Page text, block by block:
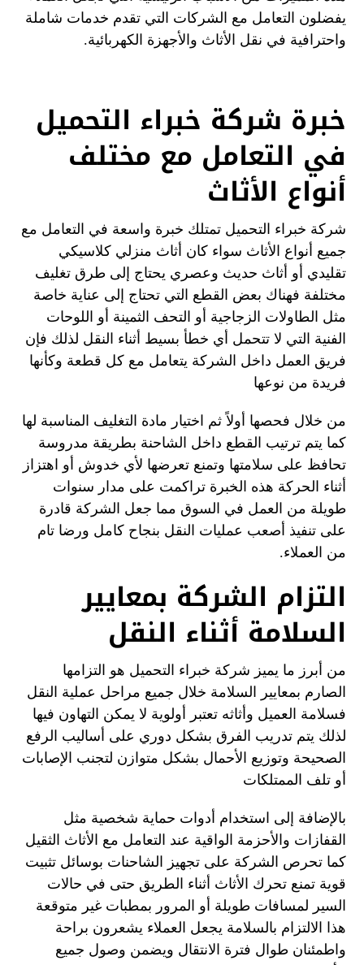
يفضلون التعامل مع الشركات التي تقدم خدمات شاملة
واحترافية في نقل الأثاث والأجهزة الكهربائية.
خبرة شركة خبراء التحميل
في التعامل مع مختلف
أنواع الأثاث
شركة خبراء التحميل تمتلك خبرة واسعة في التعامل مع
جميع أنواع الأثاث سواء كان أثاث منزلي كلاسيكي
تقليدي أو أثاث حديث وعصري يحتاج إلى طرق تغليف
مختلفة فهناك بعض القطع التي تحتاج إلى عناية خاصة
مثل الطاولات الزجاجية أو التحف الثمينة أو اللوحات
الفنية التي لا تتحمل أي خطأ بسيط أثناء النقل لذلك فإن
فريق العمل داخل الشركة يتعامل مع كل قطعة وكأنها
فريدة من نوعها
من خلال فحصها أولاً ثم اختيار مادة التغليف المناسبة لها
كما يتم ترتيب القطع داخل الشاحنة بطريقة مدروسة
تحافظ على سلامتها وتمنع تعرضها لأي خدوش أو اهتزاز
أثناء الحركة هذه الخبرة تراكمت على مدار سنوات
طويلة من العمل في السوق مما جعل الشركة قادرة
على تنفيذ أصعب عمليات النقل بنجاح كامل ورضا تام
من العملاء.
التزام الشركة بمعايير
السلامة أثناء النقل
من أبرز ما يميز شركة خبراء التحميل هو التزامها
الصارم بمعايير السلامة خلال جميع مراحل عملية النقل
فسلامة العميل وأثاثه تعتبر أولوية لا يمكن التهاون فيها
لذلك يتم تدريب الفرق بشكل دوري على أساليب الرفع
الصحيحة وتوزيع الأحمال بشكل متوازن لتجنب الإصابات
أو تلف الممتلكات
بالإضافة إلى استخدام أدوات حماية شخصية مثل
القفازات والأحزمة الواقية عند التعامل مع الأثاث الثقيل
كما تحرص الشركة على تجهيز الشاحنات بوسائل تثبيت
قوية تمنع تحرك الأثاث أثناء الطريق حتى في حالات
السير لمسافات طويلة أو المرور بمطبات غير متوقعة
هذا الالتزام بالسلامة يجعل العملاء يشعرون براحة
واطمئنان طوال فترة الانتقال ويضمن وصول جميع